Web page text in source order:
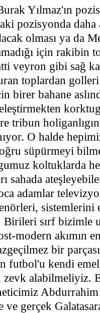
Yılmaz'ın
pozisyonda daha
olması ya da
için rakibin
veyron gibi sağ
toplardan golleri
birer bahane
tribun
O halde
süpürmeyi
koltuklarda her
sahada
adamlar
sırf bizimle
modern akımın
bir
futbol'u kendi
alabilmeliyiz.
gerçek